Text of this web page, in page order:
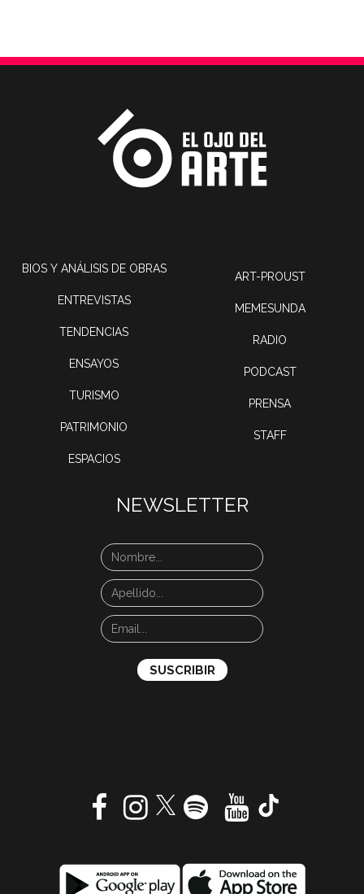
BIOS Y ANÁLISIS DE OBRAS
ENTREVISTAS
TENDENCIAS
ENSAYOS
TURISMO
PATRIMONIO
ESPACIOS
ART-PROUST
MEMESUNDA
RADIO
PODCAST
PRENSA
STAFF
NEWSLETTER